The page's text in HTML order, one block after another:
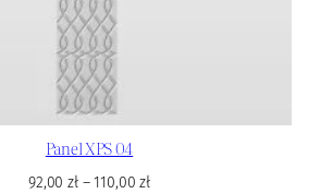
Panel XPS 04
92,00zł– 110,00zł